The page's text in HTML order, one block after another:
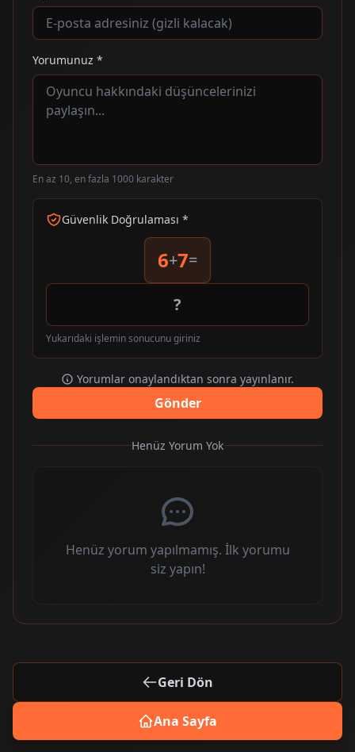
Yorumunuz *
En az 10, en fazla 1000 karakter
Güvenlik Doğrulaması *
6+7=
Yukarıdaki işlemin sonucunu giriniz
Yorumlar onaylandıktan sonra yayınlanır.
Gönder
Henüz Yorum Yok
Henüz yorum yapılmamış. İlk yorumu
siz yapın!
Geri Dön
Ana Sayfa